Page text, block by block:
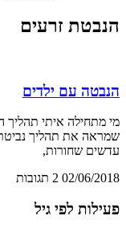
הנבטת זרעים
הנבטה עם ילדים
מי מתחילה איתי תהליך
שמראה את תהליך נביטת
עדשים שחורות,
02/06/2018 2 תגובות
פעילות לפי גיל